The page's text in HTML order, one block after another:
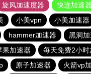
旋风加速度器 快连加速器
小美vpn 小美加速器
hammer加速器 黑洞
果加速器 每天免费2小时
原子加速器 火箭vp